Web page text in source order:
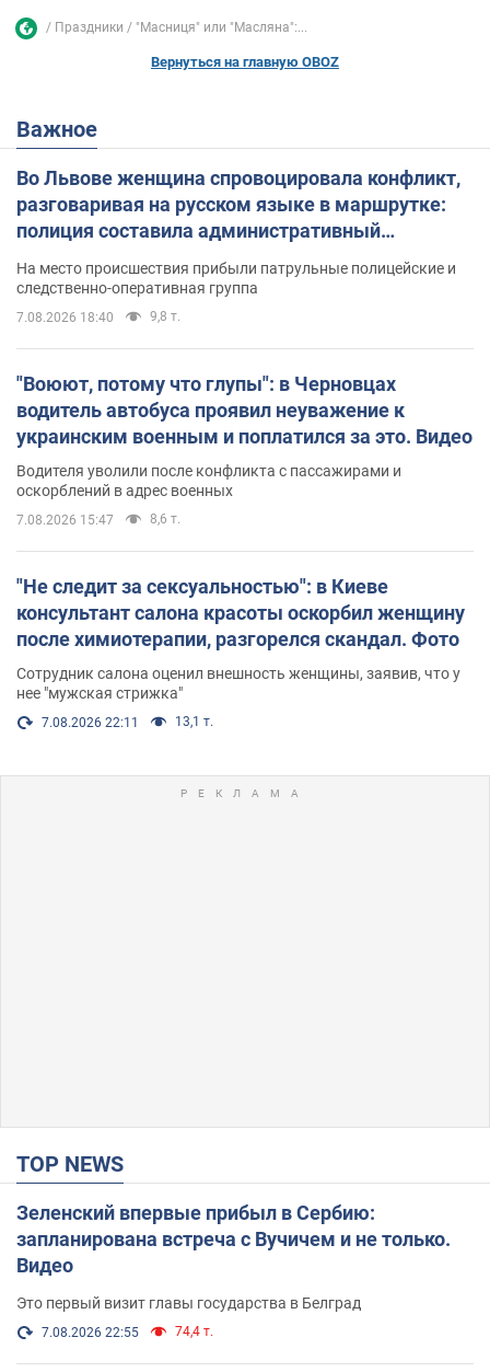
Праздники "Масниця" или "Масляна":...
Вернуться на главную OBOZ
Важное
Во Львове женщина спровоцировала конфликт,
разговаривая на русском языке в маршрутке:
полиция составила административный
На место происшествия прибыли патрульные полицейские и
следственно-оперативная группа
7.08.2026 18:40 9,8 т.
"Воюют, потому что глупы": в Черновцах
водитель автобуса проявил неуважение к
украинским военным и поплатился за это. Видео
Водителя уволили после конфликта с пассажирами и
оскорблений в адрес военных
7.08.2026 15:47 8,6 т.
"Не следит за сексуальностью": в Киеве
консультант салона красоты оскорбил женщину
после химиотерапии, разгорелся скандал. Фото
Сотрудник салона оценил внешность женщины, заявив, что у
нее "мужская стрижка"
7.08.2026 22:11 13,1 т.
TOP NEWS
Зеленский впервые прибыл в Сербию:
запланирована встреча с Вучичем и не только.
Видео
Это первый визит главы государства в Белград
7.08.2026 22:55 74,4 т.